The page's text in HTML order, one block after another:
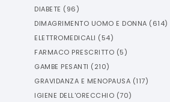
DIABETE (96)
DIMAGRIMENTO UOMO E DONNA (614)
ELETTROMEDICALI (54)
FARMACO PRESCRITTO (5)
GAMBE PESANTI (210)
GRAVIDANZA E MENOPAUSA (117)
IGIENE DELL'ORECCHIO (70)